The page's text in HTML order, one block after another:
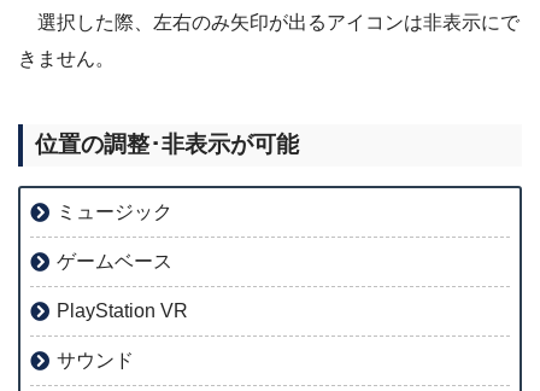
選択した際、左右のみ矢印が出るアイコンは非表示にで
きません。
位置の調整･非表示が可能
ミュージック
ゲームベース
PlayStation VR
サウンド